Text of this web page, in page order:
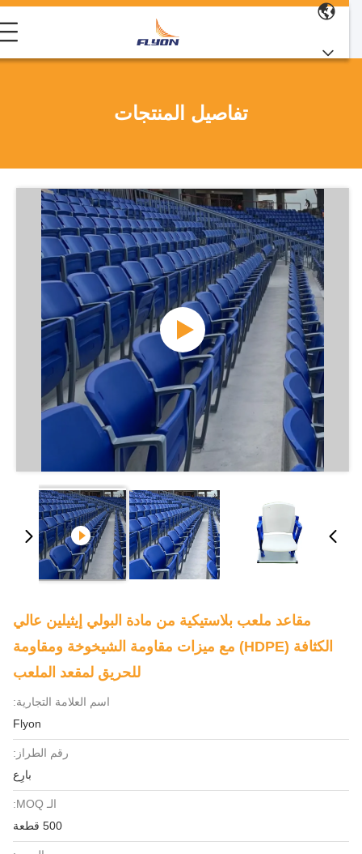
تفاصيل المنتجات
مقاعد ملعب بلاستيكية من مادة البولي إيثيلين عالي
الكثافة (HDPE) مع ميزات مقاومة الشيخوخة ومقاومة
للحريق لمقعد الملعب
اسم العلامة التجارية:
Flyon
رقم الطراز:
بارِع
الـ MOQ:
500 قطعة